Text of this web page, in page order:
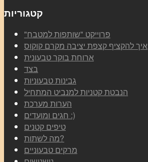
קטגוריות
"פרוייקט "שותפות למטבח
איך להקציף קצפת יציבה מקרם קוקוס
ארוחת בוקר טבעונית
בצד
גבינות טבעוניות
הנבטת קטניות למנביט המתחיל
הערות מערכת
חגים ומועדים :)
טיפים קטנים
מה לשתות?
מרקים טבעוניים